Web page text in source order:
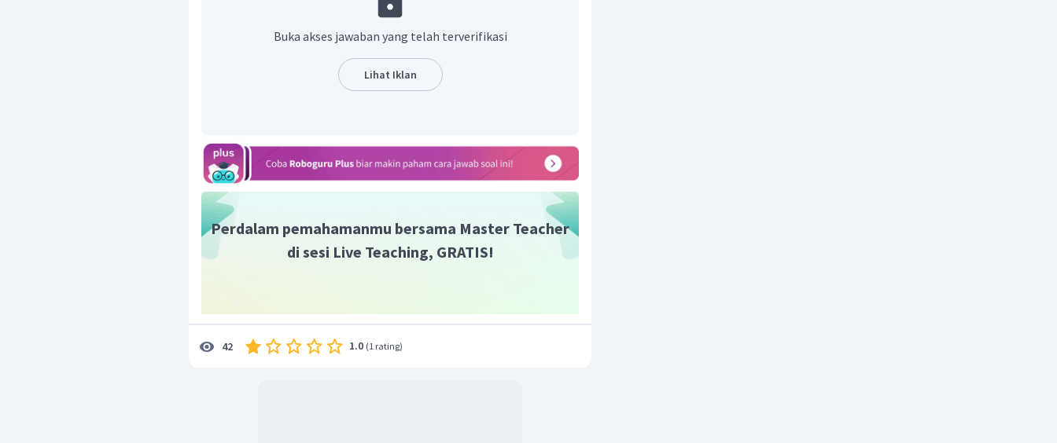
b
Buka akses jawaban yang telah terverifikasi
Lihat Iklan
Perdalam pemahamanmu bersama Master Teacher
di sesi Live Teaching, GRATIS!
42 1.0 (1 rating)